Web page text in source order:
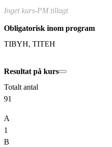
Inget kurs-PM tillagt
Obligatorisk inom program
TIBYH, TITEH
Resultat på kurs
Totalt antal
91
A
1
B